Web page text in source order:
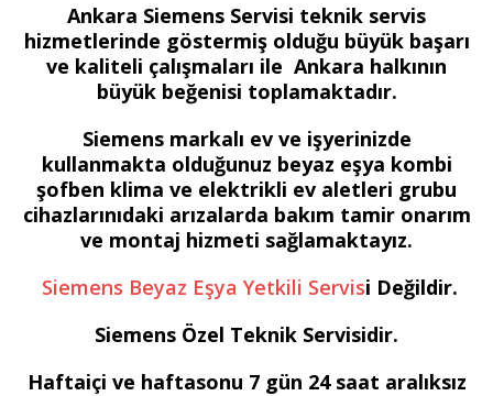
Ankara Siemens Servisi teknik servis
hizmetlerinde göstermiş olduğu büyük başarı
ve kaliteli çalışmaları ile Ankara halkının
büyük beğenisi toplamaktadır.
Siemens markalı ev ve işyerinizde
kullanmakta olduğunuz beyaz eşya kombi
şofben klima ve elektrikli ev aletleri grubu
cihazlarınıdaki arızalarda bakım tamir onarım
ve montaj hizmeti sağlamaktayız.
Siemens Beyaz Eşya Yetkili Servisi Değildir.
Siemens Özel Teknik Servisidir.
Haftaiçi ve haftasonu 7 gün 24 saat aralıksız